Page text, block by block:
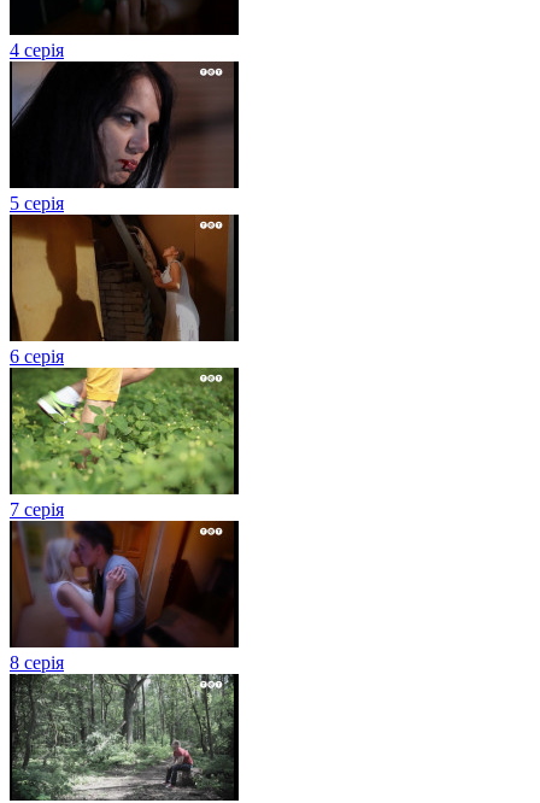
4 серія
5 серія
6 серія
7 серія
8 серія